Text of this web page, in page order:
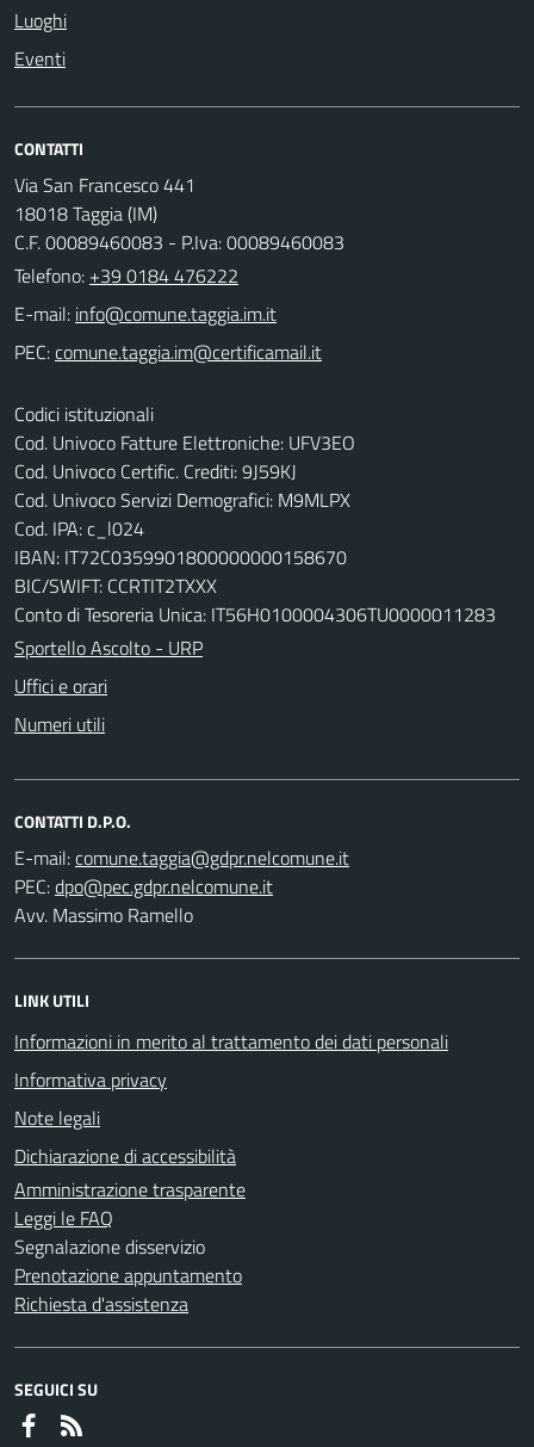
Luoghi
Eventi
CONTATTI
Via San Francesco 441
18018 Taggia (IM)
C.F. 00089460083 - P.Iva: 00089460083
Telefono: +39 0184 476222
E-mail:
PEC:
Codici istituzionali
Cod. Univoco Fatture Elettroniche: UFV3EO
Cod. Univoco Certific. Crediti: 9J59KJ
Cod. Univoco Servizi Demografici: M9MLPX
Cod. IPA: c_l024
IBAN: IT72C0359901800000000158670
BIC/SWIFT: CCRTIT2TXXX
Conto di Tesoreria Unica: IT56H0100004306TU0000011283
Sportello Ascolto - URP
Uffici e orari
Numeri utili
CONTATTI D.P.O.
E-mail:
PEC:
Avv. Massimo Ramello
LINK UTILI
Informazioni in merito al trattamento dei dati personali
Informativa privacy
Note legali
Dichiarazione di accessibilità
Amministrazione trasparente
Leggi le FAQ
Segnalazione disservizio
Prenotazione appuntamento
Richiesta d'assistenza
SEGUICI SU